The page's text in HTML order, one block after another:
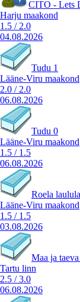
CITO - Lets
Harju maakond
1.5 / 2.0
04.08.2026
Tudu 1
Lääne-Viru maakond
2.0 / 2.0
06.08.2026
Tudu 0
Lääne-Viru maakond
1.5 / 1.5
06.08.2026
Roela
Lääne-Viru maakond
1.5 / 1.5
03.08.2026
Maa ja
Tartu linn
2.5 /3.0
06.08.2026